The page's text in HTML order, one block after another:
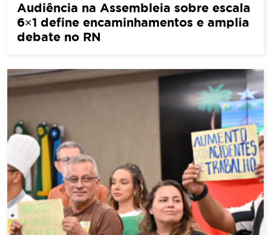
Audiência na Assembleia sobre escala
6×1 define encaminhamentos e amplia
debate no RN